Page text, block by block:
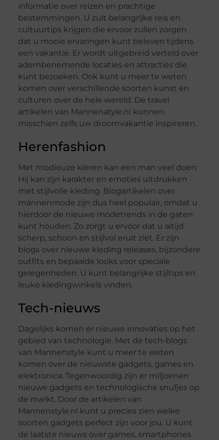
informatie over reizen en prachtige
bestemmingen. U zult belangrijke reis en
cultuurtips krijgen die ervoor zullen zorgen
dat u mooie ervaringen kunt beleven tijdens
een vakantie. Er wordt uitgebreid verteld over
adembenemende locaties en attracties die
kunt bezoeken. Ook kunt u meer te weten
komen over verschillende soorten kunst en
culturen over de hele wereld. De travel
artikelen van Mannenatyle.nl kunnen
misschien zelfs uw droomvakantie inspireren.
Herenfashion
Met modieuze kleren kan een man veel doen.
Hij kan zijn karakter en emoties uitdrukken
met stijlvolle kleding. Blogartikelen over
mannenmode zijn dus heel populair, omdat u
hierdoor de nieuwe modetrends in de gaten
kunt houden. Zo zorgt u ervoor dat u altijd
scherp, schoon en stijlvol eruit ziet. Er zijn
blogs over nieuwe kleding releases, bijzondere
outfits en bepaalde looks voor speciale
gelegenheden. U kunt belangrijke stijltips en
leuke kledingwinkels vinden.
Tech-nieuws
Dagelijks komen er nieuwe innovaties op het
gebied van technologie. Met de tech-blogs
van Mannenstyle kunt u meer te weten
komen over de nieuwste gadgets, games en
elektronica. Tegenwoordig zijn er miljoenen
nieuwe gadgets en technologische snufjes op
de markt. Door de artikelen van
Mannenstyle.nl kunt u precies zien welke
soorten gadgets perfect zijn voor jou. U kunt
de laatste nieuws over games, smartphones